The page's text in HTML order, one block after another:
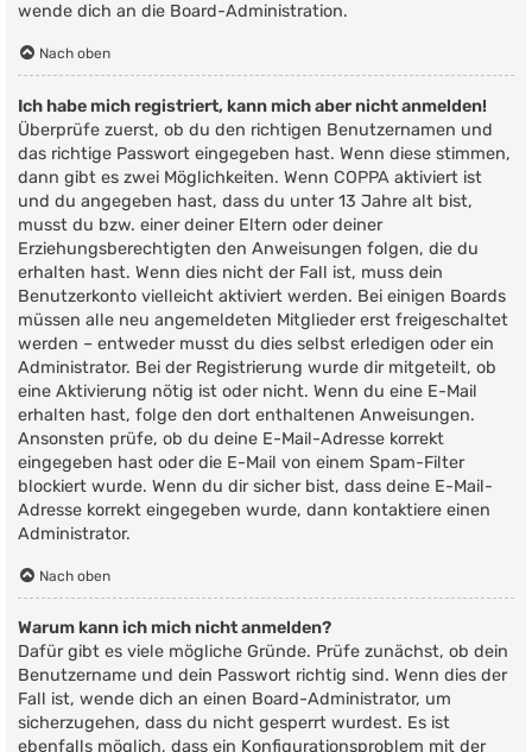
wende dich an die Board-Administration.
Nach oben
Ich habe mich registriert, kann mich aber nicht anmelden!
Überprüfe zuerst, ob du den richtigen Benutzernamen und
das richtige Passwort eingegeben hast. Wenn diese stimmen,
dann gibt es zwei Möglichkeiten. Wenn COPPA aktiviert ist
und du angegeben hast, dass du unter 13 Jahre alt bist,
musst du bzw. einer deiner Eltern oder deiner
Erziehungsberechtigten den Anweisungen folgen, die du
erhalten hast. Wenn dies nicht der Fall ist, muss dein
Benutzerkonto vielleicht aktiviert werden. Bei einigen Boards
müssen alle neu angemeldeten Mitglieder erst freigeschaltet
werden – entweder musst du dies selbst erledigen oder ein
Administrator. Bei der Registrierung wurde dir mitgeteilt, ob
eine Aktivierung nötig ist oder nicht. Wenn du eine E-Mail
erhalten hast, folge den dort enthaltenen Anweisungen.
Ansonsten prüfe, ob du deine E-Mail-Adresse korrekt
eingegeben hast oder die E-Mail von einem Spam-Filter
blockiert wurde. Wenn du dir sicher bist, dass deine E-Mail-
Adresse korrekt eingegeben wurde, dann kontaktiere einen
Administrator.
Nach oben
Warum kann ich mich nicht anmelden?
Dafür gibt es viele mögliche Gründe. Prüfe zunächst, ob dein
Benutzername und dein Passwort richtig sind. Wenn dies der
Fall ist, wende dich an einen Board-Administrator, um
sicherzugehen, dass du nicht gesperrt wurdest. Es ist
ebenfalls möglich, dass ein Konfigurationsproblem mit der